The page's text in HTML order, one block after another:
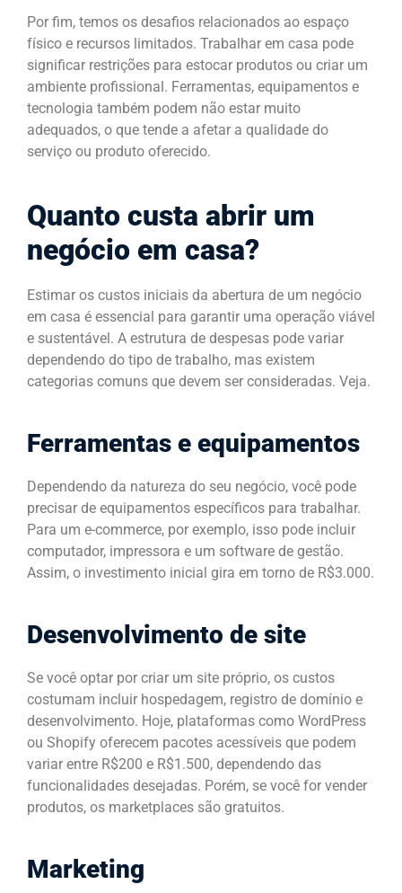
Por fim, temos os desafios relacionados ao espaço
físico e recursos limitados. Trabalhar em casa pode
significar restrições para estocar produtos ou criar um
ambiente profissional. Ferramentas, equipamentos e
tecnologia também podem não estar muito
adequados, o que tende a afetar a qualidade do
serviço ou produto oferecido.
Quanto custa abrir um
negócio em casa?
Estimar os custos iniciais da abertura de um negócio
em casa é essencial para garantir uma operação viável
e sustentável. A estrutura de despesas pode variar
dependendo do tipo de trabalho, mas existem
categorias comuns que devem ser consideradas. Veja.
Ferramentas e equipamentos
Dependendo da natureza do seu negócio, você pode
precisar de equipamentos específicos para trabalhar.
Para um e-commerce, por exemplo, isso pode incluir
computador, impressora e um software de gestão.
Assim, o investimento inicial gira em torno de R$3.000.
Desenvolvimento de site
Se você optar por criar um site próprio, os custos
costumam incluir hospedagem, registro de domínio e
desenvolvimento. Hoje, plataformas como WordPress
ou Shopify oferecem pacotes acessíveis que podem
variar entre R$200 e R$1.500, dependendo das
funcionalidades desejadas. Porém, se você for vender
produtos, os marketplaces são gratuitos.
Marketing